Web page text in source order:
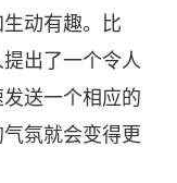
动有趣。比
出了一个令人
送一个相应的
氛就会变得更